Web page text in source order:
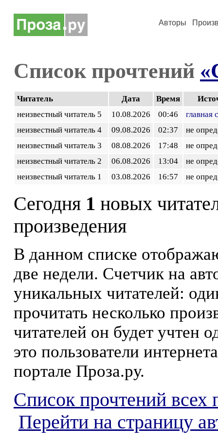
Авторы
Список прочтений
Читатель Дата Время
неизвестный читатель 5
10.08.2026 00:46
главная
неизвестный читатель 4
09.08.2026 02:37
не
неизвестный читатель 3
08.08.2026 17:48
не
неизвестный читатель 2
06.08.2026 13:04
не
неизвестный читатель 1
03.08.2026 16:57 не
Сегодня 1 новых
произведения
В данном списке
две недели. Счетчик на
уникальных читателей:
прочитать несколько
читателей он будет учтен
это пользователи
портале Проза.ру.
Список прочтений всех
Перейти на страницу